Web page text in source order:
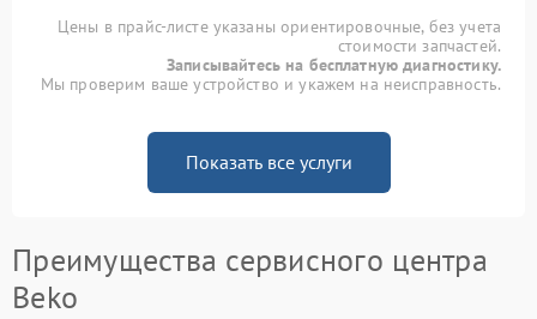
Цены в прайс-листе указаны ориентировочные, без учета
стоимости запчастей.
Записывайтесь на бесплатную диагностику.
Мы проверим ваше устройство и укажем на неисправность.
Показать все услуги
Преимущества сервисного центра
Beko